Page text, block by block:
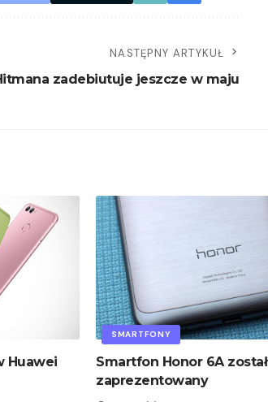
NASTĘPNY ARTYKUŁ
zadebiutuje jeszcze w maju
Huawei
SMARTFONY
Smartfon Honor 6A został
zaprezentowany